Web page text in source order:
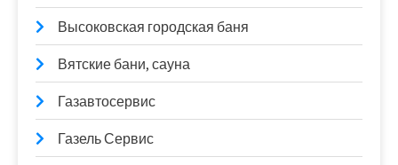
Высоковская городская баня
Вятские бани, сауна
Газавтосервис
Газель Сервис